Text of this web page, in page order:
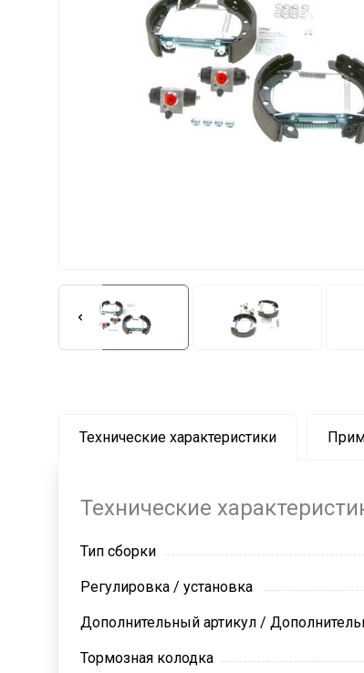
Технические характеристики
Технические
Тип сборки
Регулировка / установка
Дополнительный артикул /
Тормозная колодка